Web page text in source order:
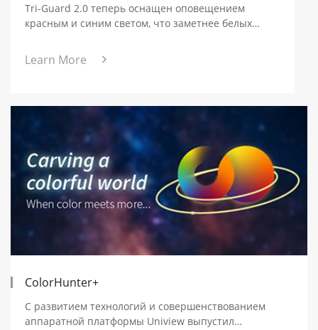
Tri-Guard 2.0 теперь оснащен оповещением
красным и синим светом, что заметнее белых
Learn More
ColorHunter+
С развитием технологий и совершенствованием
аппаратной платформы Uniview выпустил